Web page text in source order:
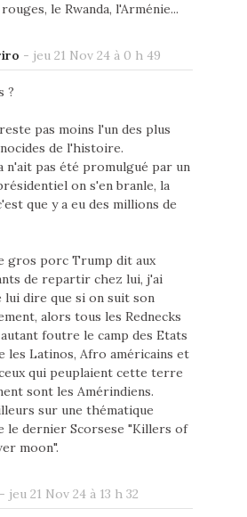
le Rwanda, l'Arménie...
- jeu 21 Nov 24 à 0 h 49
?
pas moins l'un des plus
de l'histoire.
n'ait pas été promulgué par un
on s'en branle, la
que y a eu des millions de
gros porc Trump dit aux
de repartir chez lui, j'ai
lui dire que si on suit son
alors tous les Rednecks
foutre le camp des Etats
les Latinos, Afro américains et
qui peuplaient cette terre
sont les Amérindiens.
sur une thématique
le dernier Scorsese "Killers of
moon".
jeu 21 Nov 24 à 13 h 32